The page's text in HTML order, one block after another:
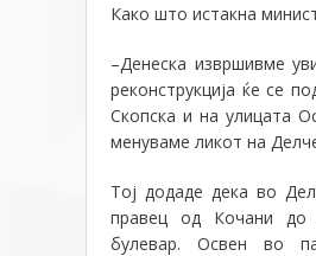
Како што истакна
–Денеска извршивме
реконструкција ќе се
Скопска и на улицата
менуваме ликот на
Тој додаде дека во
правец од Кочани
булевар. Освен во